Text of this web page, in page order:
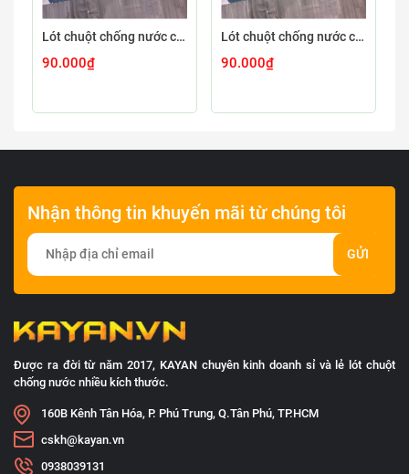
Lót chuột chống nước cỡ lớn 80x30cm dày 3mm ASTRO-03-80X30
90.000₫
Lót chuột chống nước cỡ lớn 80x30cm dày 3mm ASTRO-02-80X30
90.000₫
Nhận thông tin khuyến mãi từ chúng tôi
GỬI
Được ra đời từ năm 2017, KAYAN chuyên kinh doanh sỉ và lẻ lót chuột
chống nước nhiều kích thước.
160B Kênh Tân Hóa, P. Phú Trung, Q.Tân Phú, TP.HCM
cskh@kayan.vn
0938039131